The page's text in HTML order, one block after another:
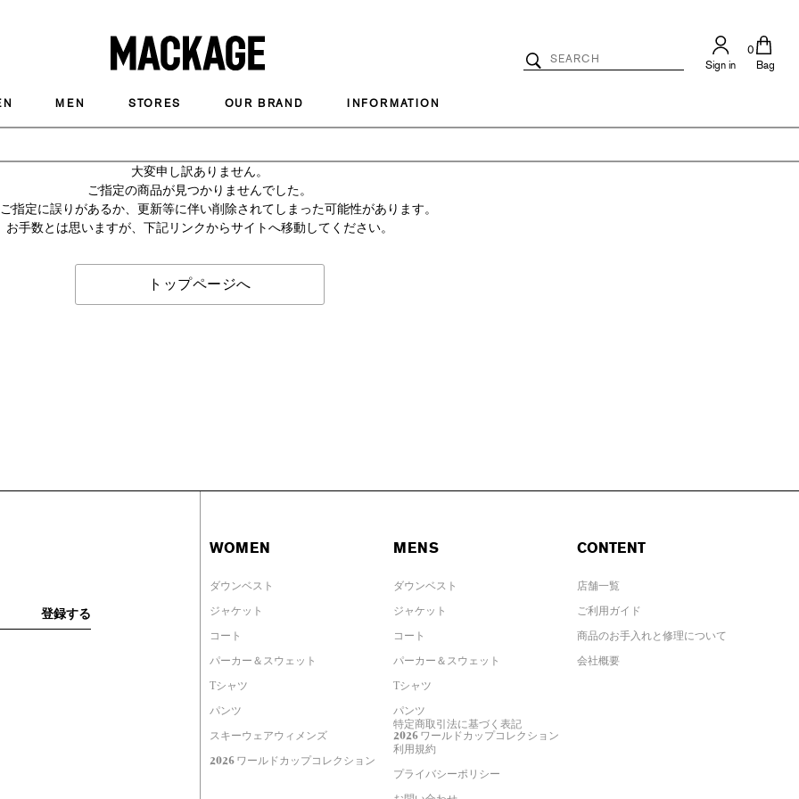
MACKAGE
Bag
0
Sign in
Search
Catalog
MEN STORES OUR BRAND INFORMATION
大変申し訳ありません。
ご指定の商品が見つかりませんでした。
指定に誤りがあるか、更新等に伴い削除されてしまった可能性があります。
お手数とは思いますが、下記リンクからサイトへ移動してください。
トップページへ
WOMEN
ダウンベスト
ジャケット
コート
パーカー＆スウェット
Tシャツ
パンツ
スキーウェアウィメンズ
2026 ワールドカップコレクション
MENS
ダウンベスト
ジャケット
コート
パーカー＆スウェット
Tシャツ
パンツ
2026 ワールドカップコレクション
CONTENT
店舗一覧
ご利用ガイド
商品のお手入れと修理について
会社概要
特定商取引法に基づく表記
利用規約
プライバシーポリシー